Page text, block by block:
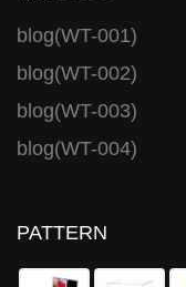
blog(WT-001)
blog(WT-002)
blog(WT-003)
blog(WT-004)
PATTERN